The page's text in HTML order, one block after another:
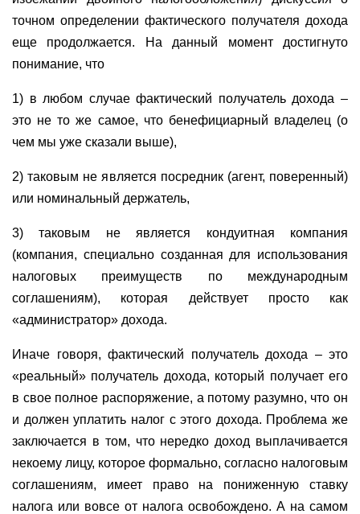
точном определении фактического получателя дохода
еще продолжается. На данный момент достигнуто
понимание, что
1) в любом случае фактический получатель дохода –
это не то же самое, что бенефициарный владелец (о
чем мы уже сказали выше),
2) таковым не является посредник (агент, поверенный)
или номинальный держатель,
3) таковым не является кондуитная компания
(компания, специально созданная для использования
налоговых преимуществ по международным
соглашениям), которая действует просто как
«администратор» дохода.
Иначе говоря, фактический получатель дохода – это
«реальный» получатель дохода, который получает его
в свое полное распоряжение, а потому разумно, что он
и должен уплатить налог с этого дохода. Проблема же
заключается в том, что нередко доход выплачивается
некоему лицу, которое формально, согласно налоговым
соглашениям, имеет право на пониженную ставку
налога или вовсе от налога освобождено. А на самом